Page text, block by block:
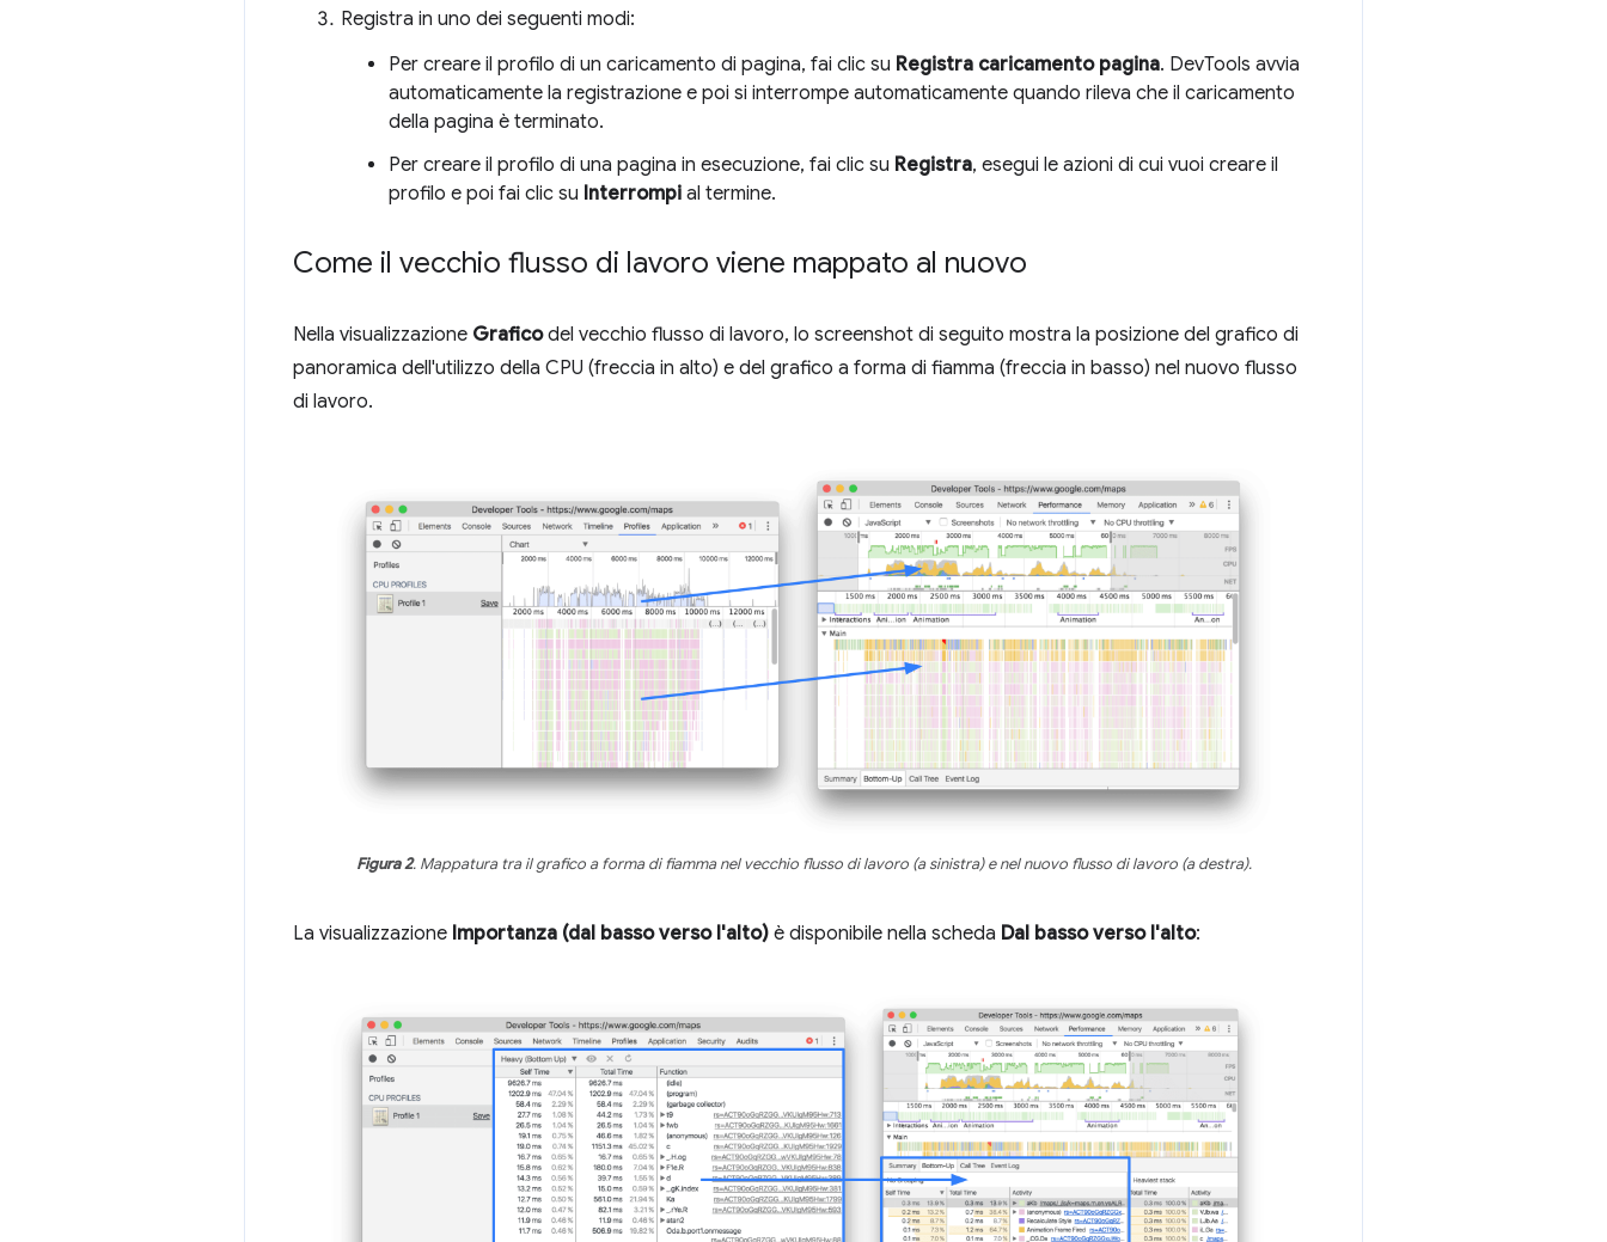
Registra in uno dei seguenti modi:
Per creare il profilo di un caricamento di pagina, fai clic su Registra caricamento pagina. DevTools avvia
automaticamente la registrazione e poi si interrompe automaticamente quando rileva che il caricamento
della pagina è terminato.
Per creare il profilo di una pagina in esecuzione, fai clic su Registra, esegui le azioni di cui vuoi creare il
profilo e poi fai clic su Interrompi al termine.
Come il vecchio flusso di lavoro viene mappato al nuovo
Nella visualizzazione Graficodel vecchio flusso di lavoro, lo screenshot di seguito mostra la posizione del grafico di
panoramica dell'utilizzo della CPU (freccia in alto) e del grafico a forma di fiamma (freccia in basso) nel nuovo flusso
di lavoro.
Figura 2. Mappatura tra il grafico a forma di fiamma nel vecchio flusso di lavoro (a sinistra) e nel nuovo flusso di lavoro (a destra).
La visualizzazione Importanza (dal basso verso l'alto) è disponibile nella scheda Dal basso verso l'alto: